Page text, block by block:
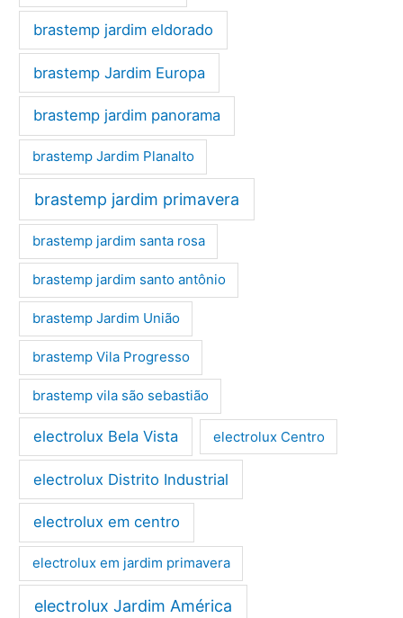
brastemp jardim eldorado
brastemp Jardim Europa
brastemp jardim panorama
brastemp Jardim Planalto
brastemp jardim primavera
brastemp jardim santa rosa
brastemp jardim santo antônio
brastemp Jardim União
brastemp Vila Progresso
brastemp vila são sebastião
electrolux Bela Vista electrolux Centro
electrolux Distrito Industrial
electrolux em centro
electrolux em jardim primavera
electrolux Jardim América